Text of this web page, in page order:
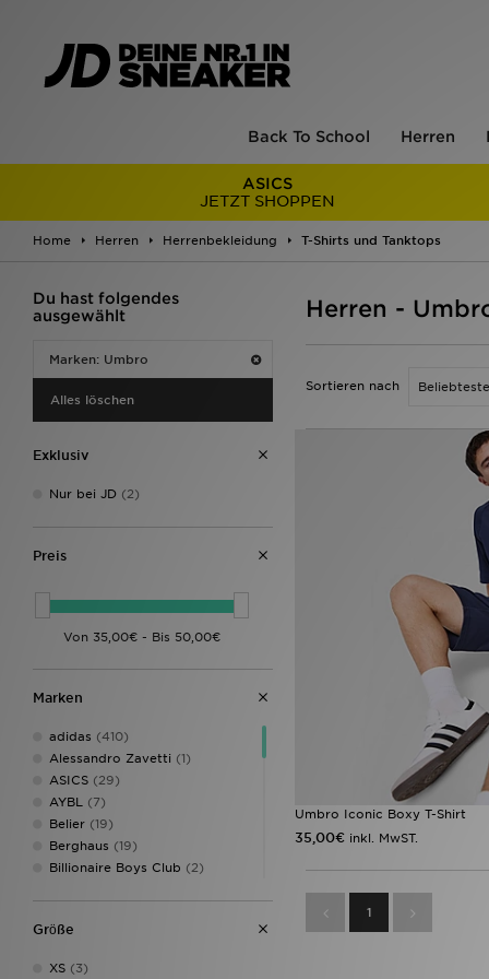
Back To School Herren
ASICS
JETZT SHOPPEN
Home Herren Herrenbekleidung T-Shirts und Tanktops
Du hast folgendes
ausgewählt
Marken: Umbro
Alles löschen
Exklusiv
Nur bei JD (2)
Preis
Marken
adidas (410)
Alessandro Zavetti (1)
ASICS (29)
AYBL
(7)
Belier (19)
Berghaus (19)
Billionaire Boys Club (2)
Columbia
Grӧße
XS (3)
Herren -
Sortieren nach
Umbro Iconic Boxy T-Shirt
35,00€ inkl. MwST.
1